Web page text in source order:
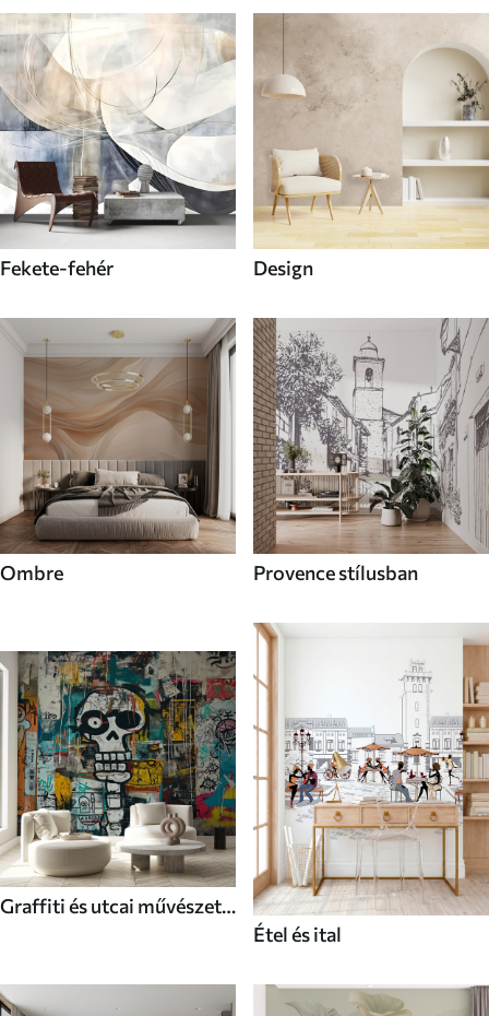
Fekete-fehér Design
Ombre Provence stílusban
Graffiti és utcai művészet
Étel és ital